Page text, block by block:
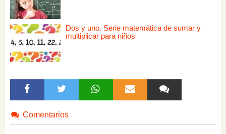
Dos y uno. Serie matemática de sumar y
multiplicar para niños
Comentarios